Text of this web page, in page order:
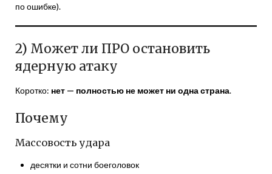
по ошибке).
2) Может ли ПРО остановить
ядерную атаку
Коротко: нет — полностью не может ни одна страна.
Почему
Массовость удара
десятки и сотни боеголовок